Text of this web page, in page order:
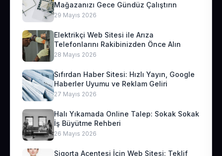
Mağazanızı Gece Gündüz Çalıştırın
29 Mayıs 2026
Elektrikçi Web Sitesi ile Arıza
Telefonlarını Rakibinizden Önce Alın
28 Mayıs 2026
Sıfırdan Haber Sitesi: Hızlı Yayın, Google
Haberler Uyumu ve Reklam Geliri
27 Mayıs 2026
Halı Yıkamada Online Talep: Sokak Sokak
İş Büyütme Rehberi
26 Mayıs 2026
Sigorta Acentesi İçin Web Sitesi: Teklif